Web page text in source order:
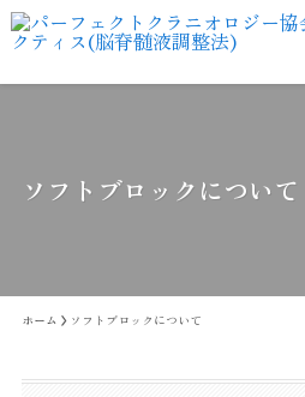
ソフトブロックについて
ホーム ソフトブロックについて